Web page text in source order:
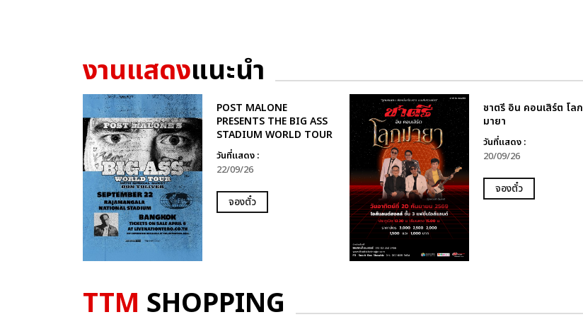
งานแสดงแนะนำ
POST MALONE
PRESENTS THE BIG ASS
STADIUM WORLD TOUR
วันที่แสดง :
22/09/26
จองตั๋ว
ชาตรี อิน คอนเสิร์ต โลก
มายา
วันที่แสดง :
20/09/26
จองตั๋ว
TTM SHOPPING